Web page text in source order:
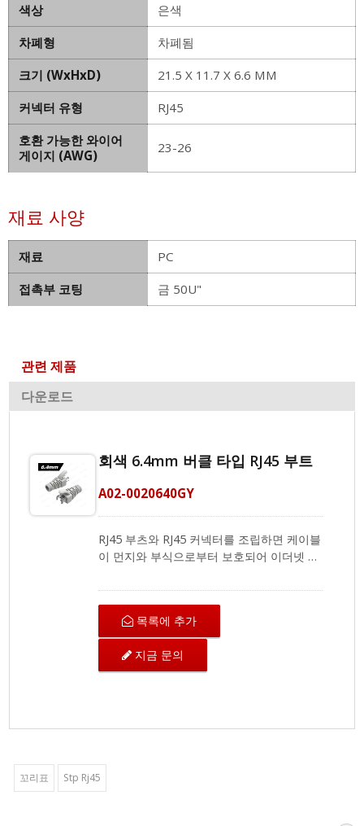
색상
은색
차폐형
차폐됨
크기 (WxHxD)
21.5 X 11.7 X 6.6 MM
커넥터 유형
RJ45
호환 가능한 와이어
게이지 (AWG)
23-26
재료 사양
재료
PC
접촉부 코팅
금 50U"
관련 제품
다운로드
회색 6.4mm 버클 타입 RJ45 부트
A02-0020640GY
RJ45 부츠와 RJ45 커넥터를 조립하면 케이블
이 먼지와 부식으로부터 보호되어 이더넷 패
CRXCabling RJ45 커넥터와 함께 사용하면
스트레인 릴리프 부츠가 와이어와 커넥터를
버클로 단단히 고정할 수 있으며, 고밀도 솔
루션에 맞게 슬림하게 설계되었습니다.
RJ45 커넥터 부트는 UTP 및 FTP 솔리드 또
는 스트랜드 라운드 RJ45 케이블에 사용되
터와 호환됩니다. 색상 코딩 스킴에 맞추기
및 분홍색의 다른 색상도 제공됩니다.
CRXCabling은 RJ45 커넥터, 부트 및 RJ45 핸
드 도구를 포함한 네트워크 케이블 종단을 위
목록에 추가
지금 문의
꼬리표 Stp Rj45